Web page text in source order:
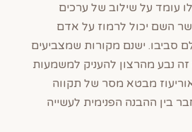
עומד על שילוב של ערכים
השם יכול לרמוז על אדם
סביבו. ישנם מקורות שמצביעים
נבע מהרצון להעניק למשמעות
מבטא מסר של תקווה
בין ההבנה הפנימית לעשייה